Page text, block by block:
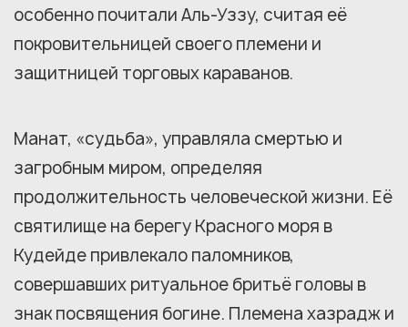
особенно почитали Аль-Уззу, считая её
покровительницей своего племени и
защитницей торговых караванов.
Манат, «судьба», управляла смертью и
загробным миром, определяя
продолжительность человеческой жизни. Её
святилище на берегу Красного моря в
Кудейде привлекало паломников,
совершавших ритуальное бритьё головы в
знак посвящения богине. Племена хазрадж и